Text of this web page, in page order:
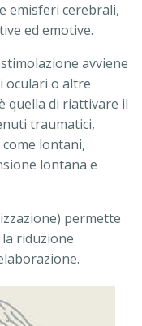
emisferi cerebrali,
ed emotive.
avviene
o altre
quella di riattivare il
traumatici,
lontani,
lontana e
permette
la riduzione